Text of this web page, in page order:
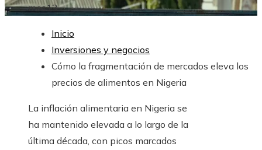
mes13
Inicio
Inversiones y negocios
Cómo la fragmentación de mercados eleva los
precios de alimentos en Nigeria
La inflación alimentaria en Nigeria se
ha mantenido elevada a lo largo de la
última década, con picos marcados